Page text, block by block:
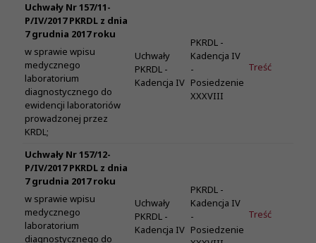
Uchwały Nr 157/11-
P/IV/2017 PKRDL z dnia
7 grudnia 2017 roku
w sprawie wpisu
medycznego
laboratorium
diagnostycznego do
ewidencji laboratoriów
prowadzonej przez
KRDL;
Uchwały
PKRDL -
Kadencja IV
PKRDL -
Kadencja IV
-
Posiedzenie
XXXVIII
Treść
Uchwały Nr 157/12-
P/IV/2017 PKRDL z dnia
7 grudnia 2017 roku
w sprawie wpisu
medycznego
laboratorium
diagnostycznego do
Uchwały
PKRDL -
Kadencja IV
PKRDL -
Kadencja IV
-
Posiedzenie
Treść